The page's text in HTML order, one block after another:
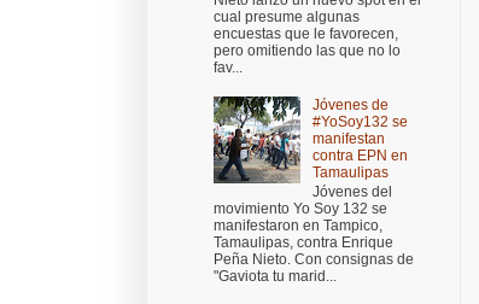
cual presume algunas
encuestas que le favorecen,
pero omitiendo las que no lo
fav...
Jóvenes de
#YoSoy132 se
manifestan
contra EPN en
Tamaulipas
Jóvenes del
movimiento Yo Soy 132 se
manifestaron en Tampico,
Tamaulipas, contra Enrique
Peña Nieto. Con consignas de
"Gaviota tu marid...